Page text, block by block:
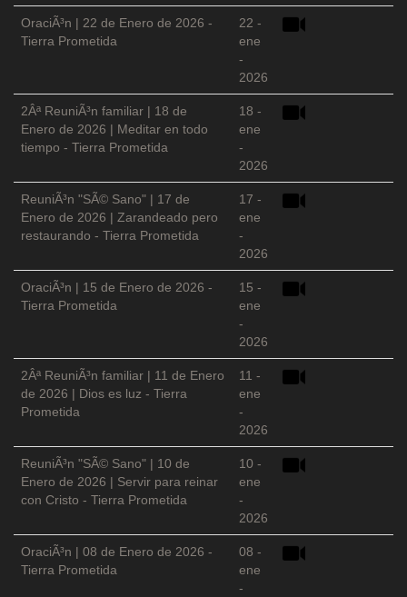
OraciÃ³n | 22 de Enero de 2026 -
Tierra Prometida
22 -
ene
-
2026
2Âª ReuniÃ³n familiar | 18 de
Enero de 2026 | Meditar en todo
tiempo - Tierra Prometida
18 -
ene
-
2026
ReuniÃ³n "SÃ© Sano" | 17 de
Enero de 2026 | Zarandeado pero
restaurando - Tierra Prometida
17 -
ene
-
2026
OraciÃ³n | 15 de Enero de 2026 -
Tierra Prometida
15 -
ene
-
2026
2Âª ReuniÃ³n familiar | 11 de Enero
de 2026 | Dios es luz - Tierra
Prometida
11 -
ene
-
2026
ReuniÃ³n "SÃ© Sano" | 10 de
Enero de 2026 | Servir para reinar
con Cristo - Tierra Prometida
10 -
ene
-
2026
OraciÃ³n | 08 de Enero de 2026 -
Tierra Prometida
08 -
ene
-